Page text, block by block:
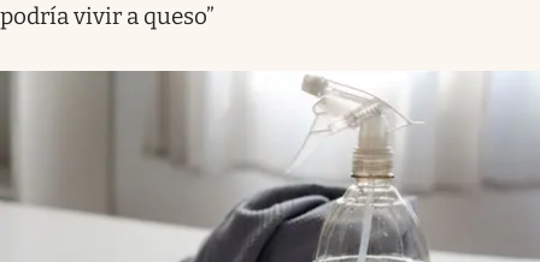
podría vivir a queso”